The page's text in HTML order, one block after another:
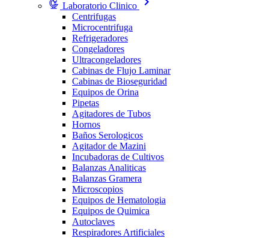
Laboratorio Clinico
Centrifugas
Microcentrifuga
Refrigeradores
Congeladores
Ultracongeladores
Cabinas de Flujo Laminar
Cabinas de Bioseguridad
Equipos de Orina
Pipetas
Agitadores de Tubos
Hornos
Baños Serologicos
Agitador de Mazini
Incubadoras de Cultivos
Balanzas Analiticas
Balanzas Gramera
Microscopios
Equipos de Hematologia
Equipos de Quimica
Autoclaves
Respiradores Artificiales